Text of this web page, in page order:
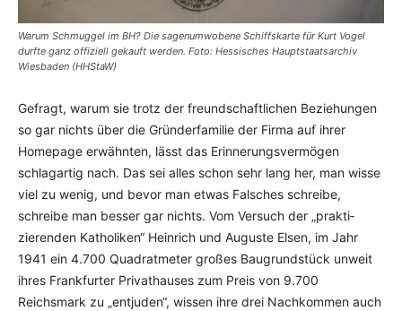
Warum Schmuggel im BH? Die sagenumwobene Schiffskarte für Kurt Vogel
durfte ganz offiziell gekauft werden. Foto: Hessisches Hauptstaatsarchiv
Wiesbaden (HHStaW)
Gefragt, warum sie trotz der freundschaftlichen Beziehungen
so gar nichts über die Gründerfamilie der Firma auf ihrer
Homepage erwähn­ten, lässt das Erinnerungs­ver­mögen
schlagartig nach. Das sei alles schon sehr lang her, man wisse
viel zu wenig, und bevor man etwas Falsches schreibe,
schreibe man besser gar nichts. Vom Versuch der „prakti­
zierenden Katholiken“ Heinrich und Auguste Elsen, im Jahr
1941 ein 4.700 Quadrat­me­ter großes Baugrundstück unweit
ihres Frankfurter Privat­hauses zum Preis von 9.700
Reichsmark zu „entjuden“, wissen ihre drei Nach­kommen auch